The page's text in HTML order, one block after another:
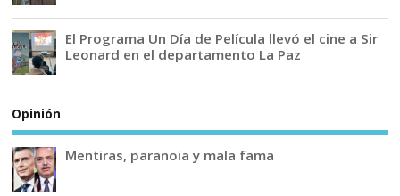
El Programa Un Día de Película llevó el cine a Sir
Leonard en el departamento La Paz
Opinión
Mentiras, paranoia y mala fama